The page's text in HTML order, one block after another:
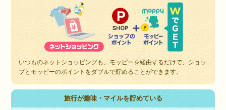
いつものネットショッピングも、モッピーを経由するだけで、ショッ
プとモッピーのポイントをダブルで貯めることができます。
旅行が趣味・マイルを貯めている